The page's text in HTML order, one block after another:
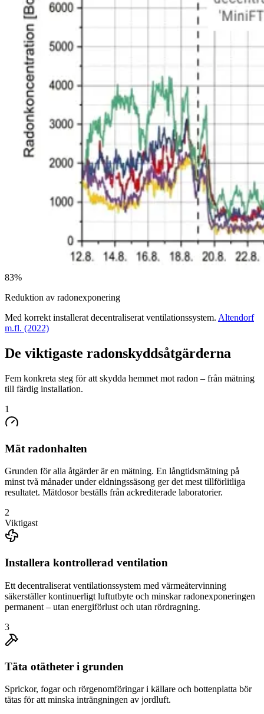
83%
Reduktion av radonexponering
Med korrekt installerat decentraliserat ventilationssystem. Altendorf
m.fl. (2022)
De viktigaste radonskyddsåtgärderna
Fem konkreta steg för att skydda hemmet mot radon – från mätning
till färdig installation.
1
Mät radonhalten
Grunden för alla åtgärder är en mätning. En långtidsmätning på
minst två månader under eldningssäsong ger det mest tillförlitliga
resultatet. Mätdosor beställs från ackrediterade laboratorier.
2
Viktigast
Installera kontrollerad ventilation
Ett decentraliserat ventilationssystem med värmeåtervinning
säkerställer kontinuerligt luftutbyte och minskar radonexponeringen
permanent – utan energiförlust och utan rördragning.
3
Täta otätheter i grunden
Sprickor, fogar och rörgenomföringar i källare och bottenplatta bör
tätas för att minska inträngningen av jordluft.